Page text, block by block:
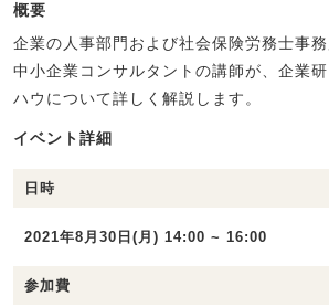
概要
企業の人事部門および社会保険労務士事
中小企業コンサルタントの講師が、企業
ハウについて詳しく解説します。
イベント詳細
日時
2021年8月30日(月) 14:00 ~ 16:00
参加費